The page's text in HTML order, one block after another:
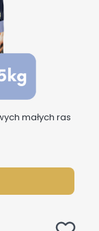
małych ras